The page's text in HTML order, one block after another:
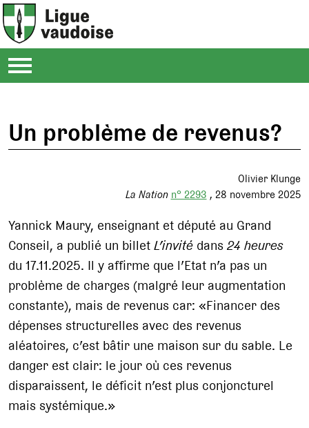
Un problème de revenus?
Olivier Klunge
La Nation n° 2293 28 novembre 2025
Yannick Maury, enseignant et député au Grand
Conseil, a publié un billetL’invité dans24 heures
du 17.11.2025. Il y affirme que l’Etat n’a pas un
problème de charges (malgré leur augmentation
constante), mais de revenus car: «Financer des
dépenses structurelles avec des revenus
aléatoires, c’est bâtir une maison sur du sable. Le
danger est clair: le jour où ces revenus
disparaissent, le déficit n’est plus conjoncturel
mais systémique.»